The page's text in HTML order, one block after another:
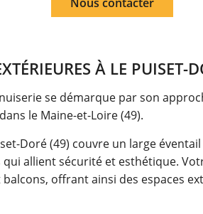
À LE PUISET-
se démarque par son
le Maine-et-Loire (49).
Doré (49) couvre un large
allient sécurité et esthétique.
offrant ainsi des espaces